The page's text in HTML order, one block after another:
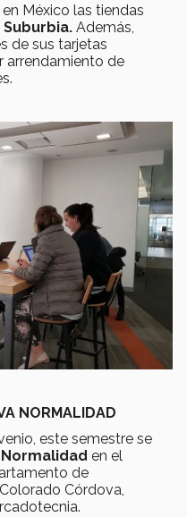
México las tiendas
Además,
de sus tarjetas
arrendamiento de
NORMALIDAD
este semestre se
en el
de
Córdova,